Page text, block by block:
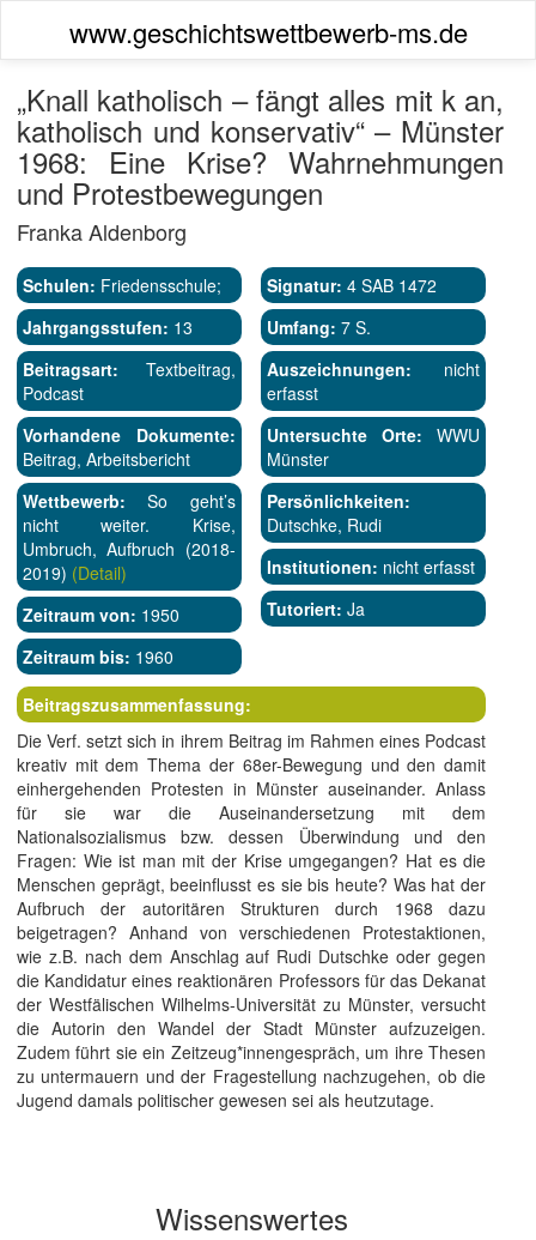
www.geschichtswettbewerb-ms.de
„Knall katholisch – fängt alles mit k an,
katholisch und konservativ“ – Münster
1968: Eine Krise? Wahrnehmungen
und Protestbewegungen
Franka Aldenborg
Schulen: Friedensschule;
Jahrgangsstufen: 13
Beitragsart: Textbeitrag,
Podcast
Vorhandene Dokumente:
Beitrag, Arbeitsbericht
Wettbewerb: So geht’s
nicht weiter. Krise,
Umbruch, Aufbruch (2018-
2019) (Detail)
Zeitraum von: 1950
Zeitraum bis: 1960
Signatur: 4 SAB 1472
Umfang: 7 S.
Auszeichnungen: nicht
erfasst
Untersuchte Orte: WWU
Münster
Persönlichkeiten:
Dutschke, Rudi
Institutionen: nicht erfasst
Tutoriert: Ja
Beitragszusammenfassung:
Die Verf. setzt sich in ihrem Beitrag im Rahmen eines Podcast
kreativ mit dem Thema der 68er-Bewegung und den damit
einhergehenden Protesten in Münster auseinander. Anlass
für sie war die Auseinandersetzung mit dem
Nationalsozialismus bzw. dessen Überwindung und den
Fragen: Wie ist man mit der Krise umgegangen? Hat es die
Menschen geprägt, beeinflusst es sie bis heute? Was hat der
Aufbruch der autoritären Strukturen durch 1968 dazu
beigetragen? Anhand von verschiedenen Protestaktionen,
wie z.B. nach dem Anschlag auf Rudi Dutschke oder gegen
die Kandidatur eines reaktionären Professors für das Dekanat
der Westfälischen Wilhelms-Universität zu Münster, versucht
die Autorin den Wandel der Stadt Münster aufzuzeigen.
Zudem führt sie ein Zeitzeug*innengespräch, um ihre Thesen
zu untermauern und der Fragestellung nachzugehen, ob die
Jugend damals politischer gewesen sei als heutzutage.
Wissenswertes